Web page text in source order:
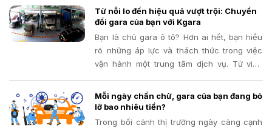
thành ưu tiên hàng đầu của mọi doanh
nghiệp
Từ nỗi lo đến hiệu quả vượt trội: Chuyển
đổi gara của bạn với Kgara
Bạn là chủ gara ô tô? Hơn ai hết, bạn hiểu
rõ những áp lực và thách thức trong việc
vận hành một trung tâm dịch vụ. Từ việc
khách hàng cho đến bài toán tối ưu hóa chi
phí và lợi nhuận
Mỗi ngày chần chừ, gara của bạn đang bỏ
lỡ bao nhiêu tiền?
Trong bối cảnh thị trường ngày càng cạnh